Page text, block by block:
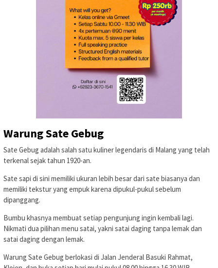
Warung Sate Gebug
Sate Gebug adalah salah satu kuliner legendaris di Malang yang telah
terkenal sejak tahun 1920-an.
Sate sapi di sini memiliki ukuran lebih besar dari sate biasanya dan
memiliki tekstur yang empuk karena dipukul-pukul sebelum
dipanggang.
Bumbu khasnya membuat setiap pengunjung ingin kembali lagi.
Nikmati dua pilihan menu satai, yakni satai daging tanpa lemak dan
satai daging dengan lemak.
Warung Sate Gebug berlokasi di Jalan Jenderal Basuki Rahmat,